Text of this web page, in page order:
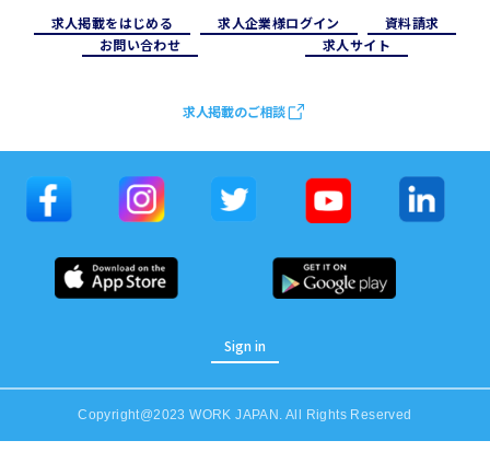
求⼈掲載をはじめる 求⼈企業様ログイン
資料請求
お問い合わせ
求⼈サイト
求人掲載のご相談
Sign in
Copyright@2023 WORK JAPAN. All Rights Reserved